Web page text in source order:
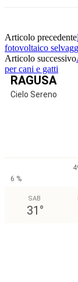
Articolo precedente
fotovoltaico
Articolo successivo
per cani e gatti
RAGUSA
Cielo Sereno
6 %
SAB
31 °